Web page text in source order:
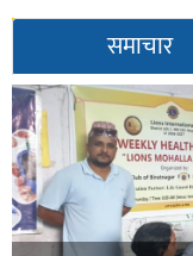
समाचार